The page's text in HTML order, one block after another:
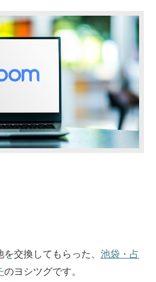
交換してもらった、 池袋・占
のヨシツグです。